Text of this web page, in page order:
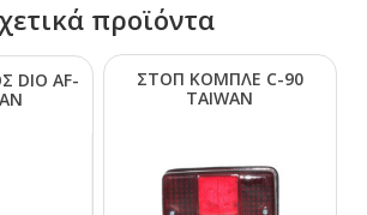
προϊόντα
DΙΟ ΑF-
ΣΤΟΠ ΚΟΜΠΛΕ C-90
ΤΑΙWΑΝ